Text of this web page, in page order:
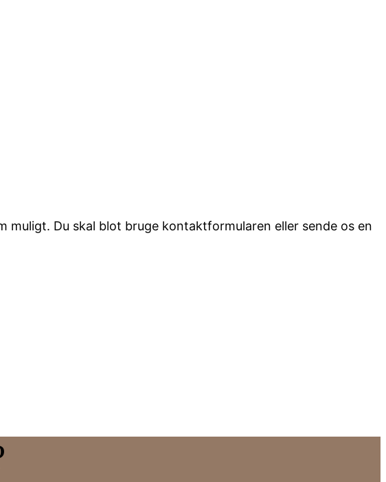
Du skal blot bruge kontaktformularen eller sende os en